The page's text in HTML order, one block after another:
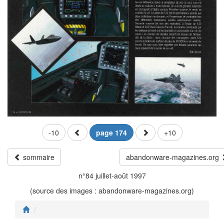
-10 page 174 +10
sommaire
abandonware-magazines.org
n°84 juillet-août 1997
(source des images : abandonware-magazines.org)